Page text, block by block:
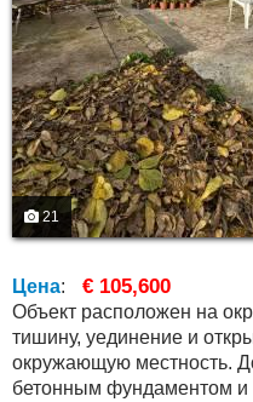
21
Цена: € 105,600
Объект расположен на
тишину, уединение и
окружающую местность. Дом новый, с прочным
бетонным фундаментом и